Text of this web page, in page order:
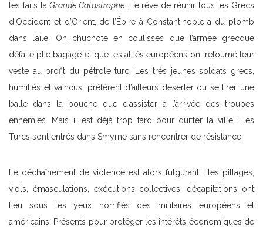
les faits laGrande Catastrophe : le rêve de réunir tous les Grecs
d’Occident et d’Orient, de l’Épire à Constantinople a du plomb
dans l’aile. On chuchote en coulisses que l’armée grecque
défaite plie bagage et que les alliés européens ont retourné leur
veste au profit du pétrole turc. Les très jeunes soldats grecs,
humiliés et vaincus, préfèrent d’ailleurs déserter ou se tirer une
balle dans la bouche que d’assister à l’arrivée des troupes
ennemies. Mais il est déjà trop tard pour quitter la ville : les
Turcs sont entrés dans Smyrne sans rencontrer de résistance.
Le déchaînement de violence est alors fulgurant : les pillages,
viols, émasculations, exécutions collectives, décapitations ont
lieu sous les yeux horrifiés des militaires européens et
américains. Présents pour protéger les intérêts économiques de